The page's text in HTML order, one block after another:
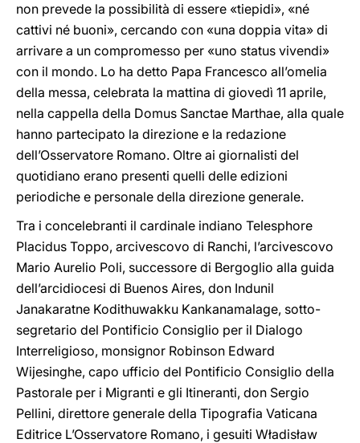
non prevede la possibilità di essere «tiepidi», «né
cattivi né buoni», cercando con «una doppia vita» di
arrivare a un compromesso per «uno status vivendi»
con il mondo. Lo ha detto Papa Francesco all’omelia
della messa, celebrata la mattina di giovedì 11 aprile,
nella cappella della Domus Sanctae Marthae, alla quale
hanno partecipato la direzione e la redazione
dell’Osservatore Romano. Oltre ai giornalisti del
quotidiano erano presenti quelli delle edizioni
periodiche e personale della direzione generale.
Tra i concelebranti il cardinale indiano Telesphore
Placidus Toppo, arcivescovo di Ranchi, l’arcivescovo
Mario Aurelio Poli, successore di Bergoglio alla guida
dell’arcidiocesi di Buenos Aires, don Indunil
Janakaratne Kodithuwakku Kankanamalage, sotto-
segretario del Pontificio Consiglio per il Dialogo
Interreligioso, monsignor Robinson Edward
Wijesinghe, capo ufficio del Pontificio Consiglio della
Pastorale per i Migranti e gli Itineranti, don Sergio
Pellini, direttore generale della Tipografia Vaticana
Editrice L’Osservatore Romano, i gesuiti Władisław